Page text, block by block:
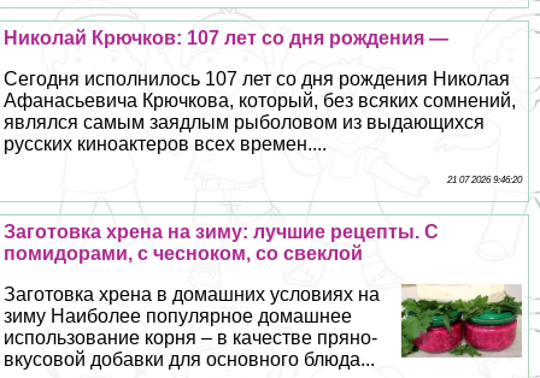
Николай Крючков: 107 лет со дня рождения —
Сегодня исполнилось 107 лет со дня рождения Николая
Афанасьевича Крючкова, который, без всяких сомнений,
являлся самым заядлым рыболовом из выдающихся
русских киноактеров всех времен....
21 07 2026 9:46:20
Заготовка хрена на зиму: лучшие рецепты. С
помидорами, с чесноком, со свеклой
Заготовка хрена в домашних условиях на
зиму Наиболее популярное домашнее
использование корня – в качестве пряно-
вкусовой добавки для основного блюда...